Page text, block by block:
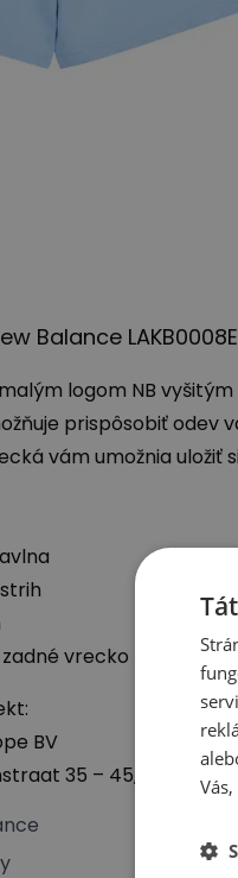
Balance
logom NB
prispôsobiť odev
vám umožnia
vrecko
BV
35 – 45, 1059 CH